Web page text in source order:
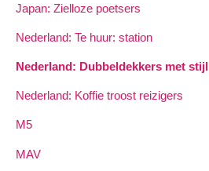
Japan: Zielloze poetsers
Nederland: Te huur: station
Nederland: Dubbeldekkers met stijl
Nederland: Koffie troost reizigers
M5
MAV